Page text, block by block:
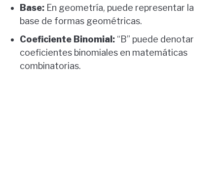
Base: En geometría, puede representar la
base de formas geométricas.
Coeficiente Binomial: “B” puede denotar
coeficientes binomiales en matemáticas
combinatorias.